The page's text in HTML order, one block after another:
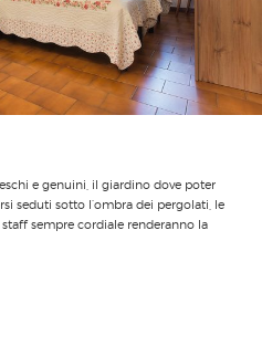
e genuini, il giardino dove poter
seduti sotto l’ombra dei pergolati, le
sempre cordiale renderanno la